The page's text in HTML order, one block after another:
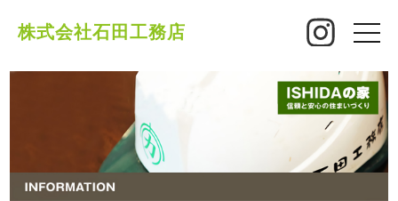
株式会社石田工務店
toggle